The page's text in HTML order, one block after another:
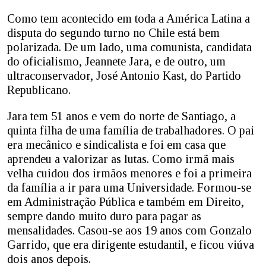
Como tem acontecido em toda a América Latina a
disputa do segundo turno no Chile está bem
polarizada. De um lado, uma comunista, candidata
do oficialismo, Jeannete Jara, e de outro, um
ultraconservador, José Antonio Kast, do Partido
Republicano.
Jara tem 51 anos e vem do norte de Santiago, a
quinta filha de uma família de trabalhadores. O pai
era mecânico e sindicalista e foi em casa que
aprendeu a valorizar as lutas. Como irmã mais
velha cuidou dos irmãos menores e foi a primeira
da família a ir para uma Universidade. Formou-se
em Administração Pública e também em Direito,
sempre dando muito duro para pagar as
mensalidades. Casou-se aos 19 anos com Gonzalo
Garrido, que era dirigente estudantil, e ficou viúva
dois anos depois.